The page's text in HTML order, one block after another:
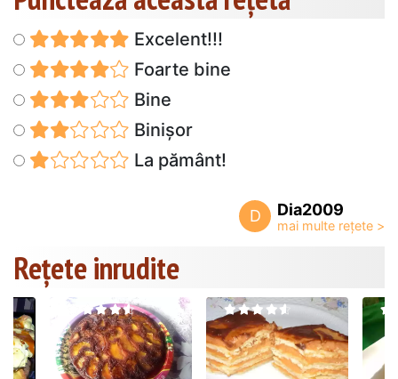
Excelent!!!
Foarte bine
Bine
Binișor
La pământ!
D Dia2009
Rețete inrudite